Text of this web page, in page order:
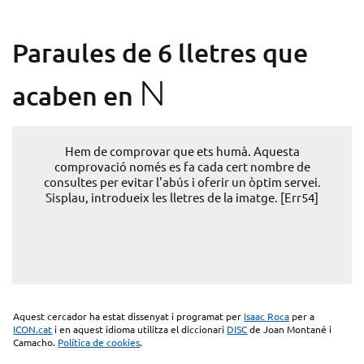
Paraules de 6 lletres que
acaben en N
Hem de comprovar que ets humà. Aquesta
comprovació només es fa cada cert nombre de
consultes per evitar l'abús i oferir un òptim servei.
Sisplau, introdueix les lletres de la imatge. [Err54]
Aquest cercador ha estat dissenyat i programat per Isaac Roca per a
ICON.cat i en aquest idioma utilitza el diccionari DISCde Joan Montané i
Camacho. Política de cookies.